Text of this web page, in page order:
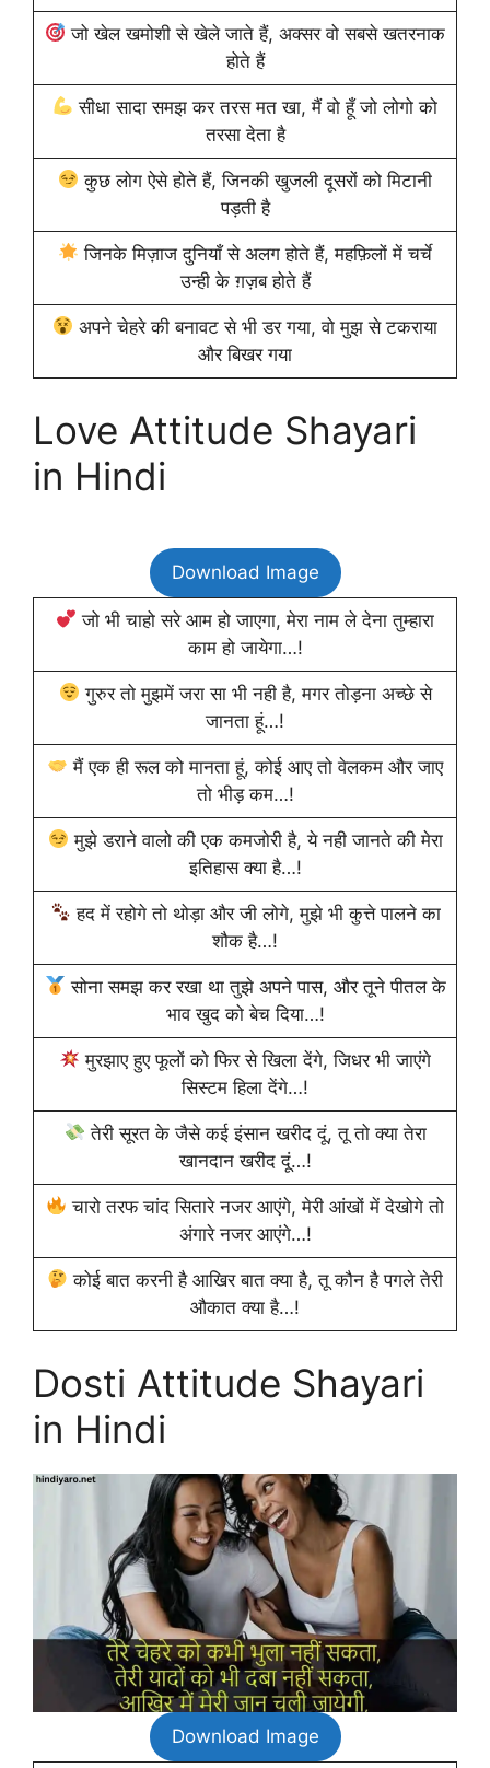
जो खेल खमोशी से खेले जाते हैं, अक्सर वो सबसे खतरनाक
होते हैं
सीधा सादा समझ कर तरस मत खा, मैं वो हूँ जो लोगो को
तरसा देता है
कुछ लोग ऐसे होते हैं, जिनकी खुजली दूसरों को मिटानी
पड़ती है
जिनके मिज़ाज दुनियाँ से अलग होते हैं, महफ़िलों में चर्चे
उन्ही के ग़ज़ब होते हैं
अपने चेहरे की बनावट से भी डर गया, वो मुझ से टकराया
और बिखर गया
Love Attitude Shayari
in Hindi
Download Image
जो भी चाहो सरे आम हो जाएगा, मेरा नाम ले देना तुम्हारा
काम हो जायेगा…!
गुरुर तो मुझमें जरा सा भी नही है, मगर तोड़ना अच्छे से
जानता हूं…!
मैं एक ही रूल को मानता हूं, कोई आए तो वेलकम और जाए
तो भीड़ कम…!
मुझे डराने वालो की एक कमजोरी है, ये नही जानते की मेरा
इतिहास क्या है…!
हद में रहोगे तो थोड़ा और जी लोगे, मुझे भी कुत्ते पालने का
शौक है…!
सोना समझ कर रखा था तुझे अपने पास, और तूने पीतल के
भाव खुद को बेच दिया…!
मुरझाए हुए फूलों को फिर से खिला देंगे, जिधर भी जाएंगे
सिस्टम हिला देंगे…!
तेरी सूरत के जैसे कई इंसान खरीद दूं, तू तो क्या तेरा
खानदान खरीद दूं…!
चारो तरफ चांद सितारे नजर आएंगे, मेरी आंखों में देखोगे तो
अंगारे नजर आएंगे…!
कोई बात करनी है आखिर बात क्या है, तू कौन है पगले तेरी
औकात क्या है…!
Dosti Attitude Shayari
in Hindi
Download Image